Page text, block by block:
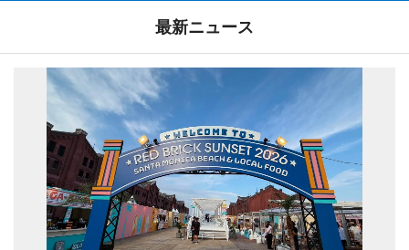
最新ニュース